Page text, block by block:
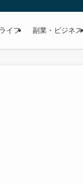
イフ 副業・ビジネス